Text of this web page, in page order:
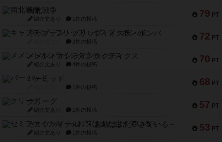
79 PT
南北戦争
紹介文あり 1件の投稿
72 PT
キャプテン・フリップ：イスラ・ボンバ
2件の投稿
70 PT
メメントオンラインタクティクス
紹介文あり 4件の投稿
68 PT
パーミッド
1件の投稿
57 PT
クリーグ
紹介文あり 1件の投稿
53 PT
セミファイナル ～お前はまだ生きている～
紹介文あり 1件の投稿